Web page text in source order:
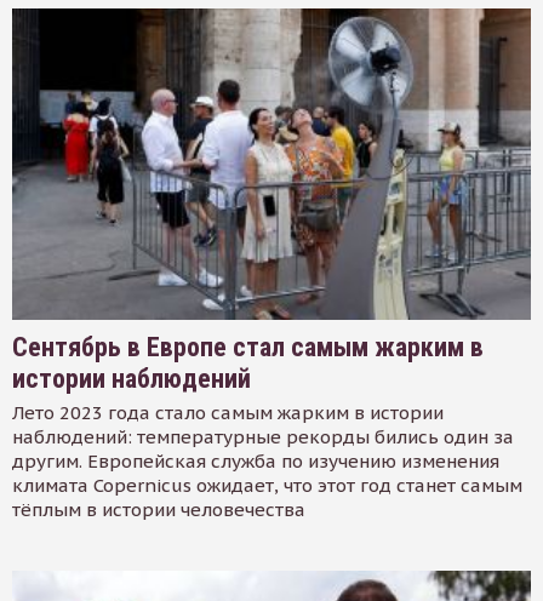
Сентябрь в Европе стал самым жарким в
истории наблюдений
Лето 2023 года стало самым жарким в истории
наблюдений: температурные рекорды бились один за
другим. Европейская служба по изучению изменения
климата Copernicus ожидает, что этот год станет самым
тёплым в истории человечества